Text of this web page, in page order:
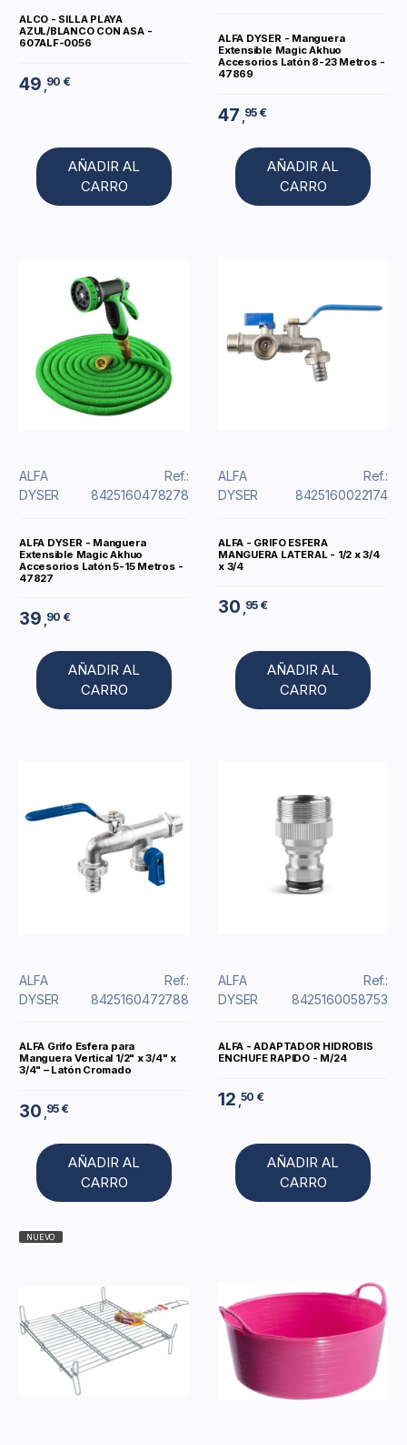
ALCO - SILLA PLAYA
AZUL/BLANCO CON ASA -
607ALF-0056
49 ,90 €
AÑADIR AL
CARRO
ALFA DYSER - Manguera
Extensible Magic Akhuo
Accesorios Latón 8-23 Metros -
47869
47 ,95 €
AÑADIR AL
CARRO
ALFA
DYSER
Ref.:
8425160478278
ALFA DYSER - Manguera
Extensible Magic Akhuo
Accesorios Latón 5-15 Metros -
47827
39 ,90 €
AÑADIR AL
CARRO
ALFA
DYSER
Ref.:
8425160022174
ALFA - GRIFO ESFERA
MANGUERA LATERAL - 1/2 x 3/4
x 3/4
30 ,95 €
AÑADIR AL
CARRO
ALFA
DYSER
Ref.:
8425160472788
ALFA Grifo Esfera para
Manguera Vertical 1/2" x 3/4" x
3/4" – Latón Cromado
30 95 €
AÑADIR AL
CARRO
ALFA
DYSER
Ref.:
8425160058753
ALFA - ADAPTADOR HIDROBIS
ENCHUFE RAPIDO - M/24
12 ,50 €
AÑADIR AL
CARRO
NUEVO